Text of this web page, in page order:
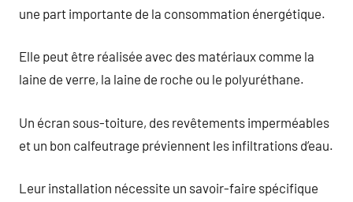
une part importante de la consommation énergétique.
Elle peut être réalisée avec des matériaux comme la
laine de verre, la laine de roche ou le polyuréthane.
Un écran sous-toiture, des revêtements imperméables
et un bon calfeutrage préviennent les infiltrations d’eau.
Leur installation nécessite un savoir-faire spécifique